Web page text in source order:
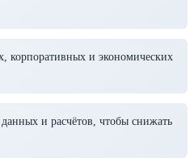
корпоративных и экономических
и расчётов, чтобы снижать